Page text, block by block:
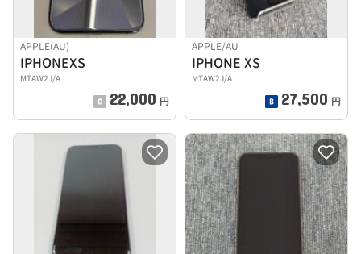
APPLE(AU)
IPHONEXS
MTAW2J/A
22,000 円
APPLE/AU
IPHONE XS
MTAW2J/A
27,500 円